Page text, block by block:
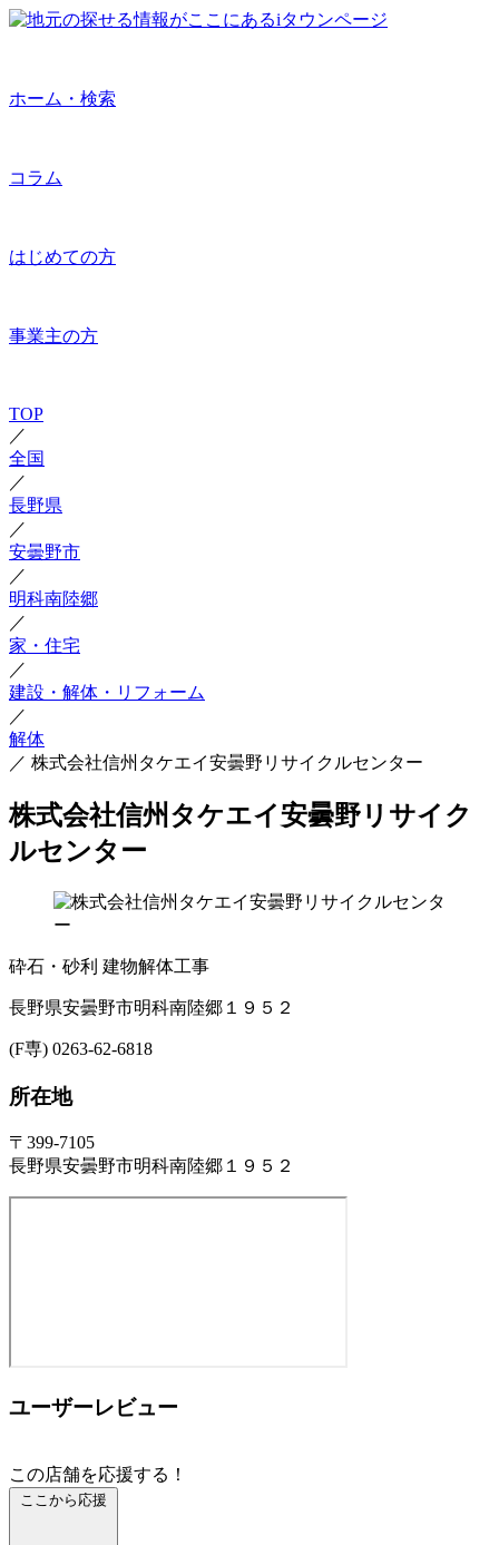
ホーム・検索
コラム
はじめての方
事業主の方
TOP
／
全国
／
長野県
／
安曇野市
／
明科南陸郷
／
家・住宅
／
建設・解体・リフォーム
／
解体
／ 株式会社信州タケエイ安曇野リサイクルセンター
株式会社信州タケエイ安曇野リサイク
ルセンター
砕石・砂利 建物解体工事
長野県安曇野市明科南陸郷１９５２
(F専) 0263-62-6818
所在地
〒399-7105
長野県安曇野市明科南陸郷１９５２
ユーザーレビュー
この店舗を応援する！
ここから応援